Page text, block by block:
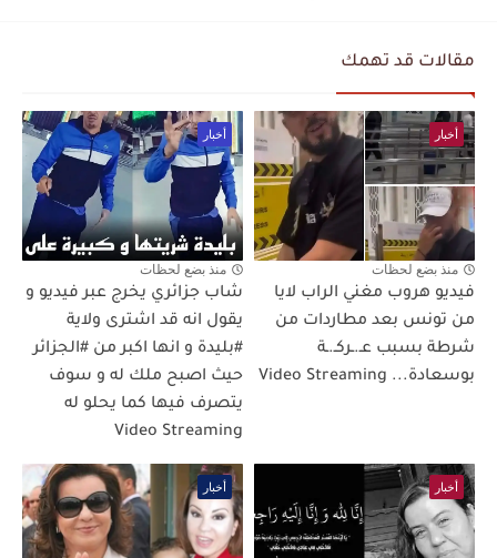
مقالات قد تهمك
أخبار
منذ بضع لحظات
فيديو هروب مغني الراب لايا
من تونس بعد مطاردات من
شرطة بسبب عـ.ـركـ.ـة
بوسعادة... Video Streaming
أخبار
منذ بضع لحظات
شاب جزائري يخرج عبر فيديو و
يقول انه قد اشترى ولاية
#بليدة و انها اكبر من #الجزائر
حيث اصبح ملك له و سوف
يتصرف فيها كما يحلو له
Video Streaming
أخبار أخبار